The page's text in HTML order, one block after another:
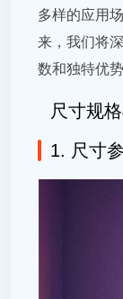
多样的应用
来，我们将
数和独特优势
尺寸规
1. 尺寸